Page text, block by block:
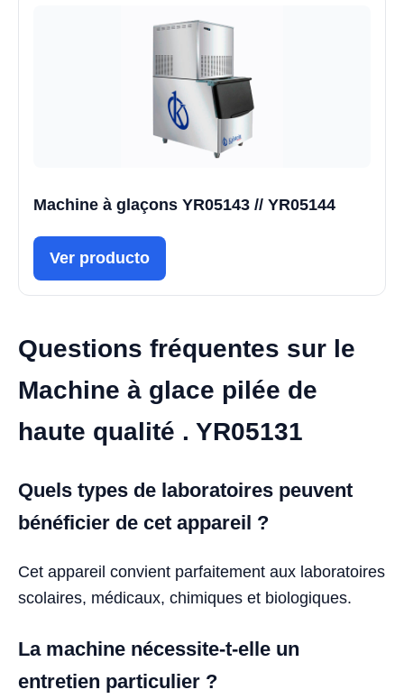
Machine à glaçons YR05143 // YR05144
Ver producto
Questions fréquentes sur le
Machine à glace pilée de
haute qualité . YR05131
Quels types de laboratoires peuvent
bénéficier de cet appareil ?
Cet appareil convient parfaitement aux laboratoires
scolaires, médicaux, chimiques et biologiques.
La machine nécessite-t-elle un
entretien particulier ?